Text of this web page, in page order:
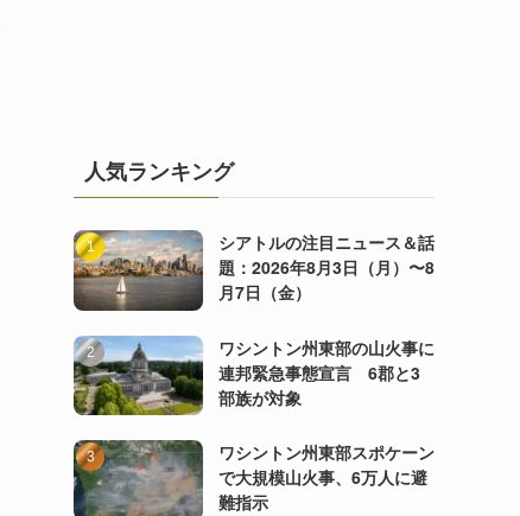
人気ランキング
シアトルの注目ニュース＆話
題：2026年8月3日（月）〜8
月7日（金）
ワシントン州東部の山火事に
連邦緊急事態宣言 6郡と3
部族が対象
ワシントン州東部スポケーン
で大規模山火事、6万人に避
難指示